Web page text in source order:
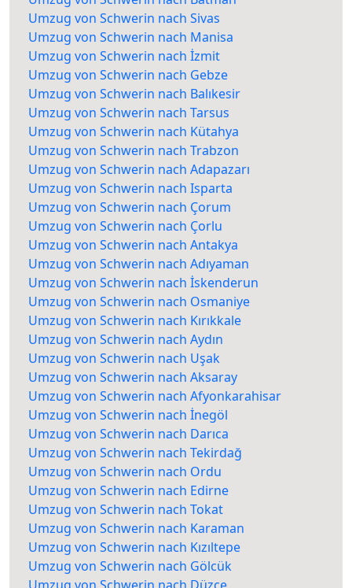
Umzug von Schwerin nach Sivas
Umzug von Schwerin nach Manisa
Umzug von Schwerin nach İzmit
Umzug von Schwerin nach Gebze
Umzug von Schwerin nach Balıkesir
Umzug von Schwerin nach Tarsus
Umzug von Schwerin nach Kütahya
Umzug von Schwerin nach Trabzon
Umzug von Schwerin nach Adapazarı
Umzug von Schwerin nach Isparta
Umzug von Schwerin nach Çorum
Umzug von Schwerin nach Çorlu
Umzug von Schwerin nach Antakya
Umzug von Schwerin nach Adıyaman
Umzug von Schwerin nach İskenderun
Umzug von Schwerin nach Osmaniye
Umzug von Schwerin nach Kırıkkale
Umzug von Schwerin nach Aydın
Umzug von Schwerin nach Uşak
Umzug von Schwerin nach Aksaray
Umzug von Schwerin nach Afyonkarahisar
Umzug von Schwerin nach İnegöl
Umzug von Schwerin nach Darıca
Umzug von Schwerin nach Tekirdağ
Umzug von Schwerin nach Ordu
Umzug von Schwerin nach Edirne
Umzug von Schwerin nach Tokat
Umzug von Schwerin nach Karaman
Umzug von Schwerin nach Kızıltepe
Umzug von Schwerin nach Gölcük